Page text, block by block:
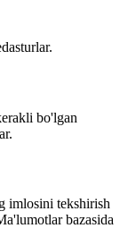
bo'lgan
imlosini tekshirish
bazasida